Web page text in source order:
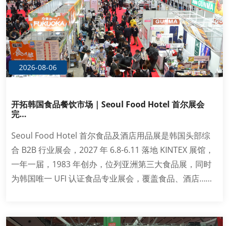
2026-08-06
开拓韩国食品餐饮市场｜Seoul Food Hotel 首尔展会
完…
Seoul Food Hotel 首尔食品及酒店用品展是韩国头部综
合 B2B 行业展会，2027 年 6.8-6.11 落地 KINTEX 展馆，
一年一届，1983 年创办，位列亚洲第三大食品展，同时
为韩国唯一 UFI 认证食品专业展会，覆盖食品、酒店……